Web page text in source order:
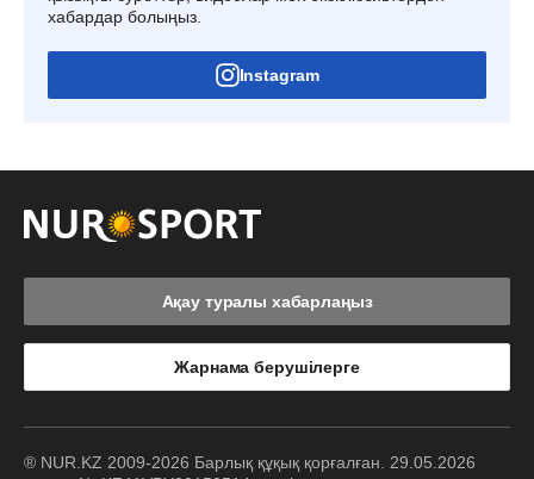
хабардар болыңыз.
Instagram
Ақау туралы хабарлаңыз
Жарнама берушілерге
® NUR.KZ 2009-2026 Барлық құқық қорғалған. 29.05.2026